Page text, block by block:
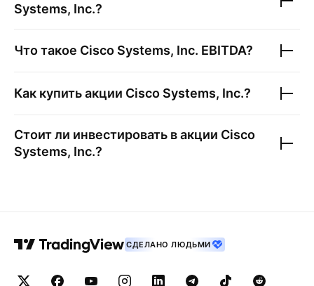
Systems, Inc.?
Что такое Cisco Systems, Inc. EBITDA?
Как купить акции Cisco Systems, Inc.?
Стоит ли инвестировать в акции Cisco
Systems, Inc.?
СДЕЛАНО ЛЮДЬМИ